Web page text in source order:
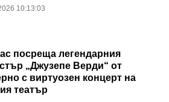
10:13:03
посреща легендарния
„Джузепе Верди“ от
с виртуозен концерт на
театър